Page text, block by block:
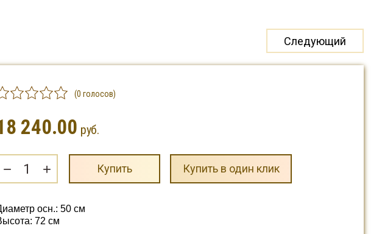
Следующий
(0 голосов)
240.00 руб.
− + Купить Купить в один клик
осн.: 50 см
72 см